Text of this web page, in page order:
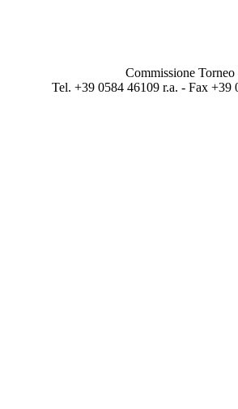
Commissione
Tel. +39 0584 46109 r.a. - Fax